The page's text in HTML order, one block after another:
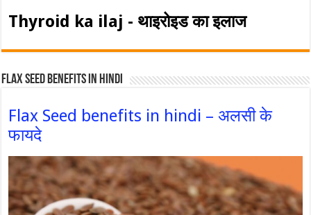
Thyroid ka ilaj - थाइरोइड का इलाज
Flax Seed Benefits in hindi
Flax Seed benefits in hindi – अलसी के
फायदे